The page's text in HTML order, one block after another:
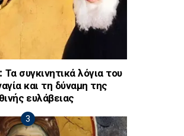
Τα συγκινητικά λόγια του
και τη δύναμη της
ευλάβειας